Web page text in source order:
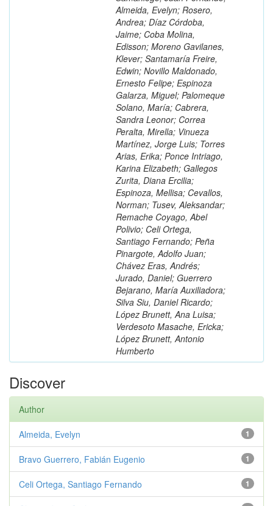
Almeida, Evelyn; Rosero,
Andrea; Díaz Córdoba,
Jaime; Coba Molina,
Edisson; Moreno Gavilanes,
Klever; Santamaría Freire,
Edwin; Novillo Maldonado,
Ernesto Felipe; Espinoza
Galarza, Miguel; Palomeque
Solano, María; Cabrera,
Sandra Leonor; Correa
Peralta, Mirella; Vinueza
Martínez, Jorge Luis; Torres
Arias, Erika; Ponce Intriago,
Karina Elizabeth; Gallegos
Zurita, Diana Ercilia;
Espinoza, Mellisa; Cevallos,
Norman; Tusev, Aleksandar;
Remache Coyago, Abel
Polivio; Celi Ortega,
Santiago Fernando; Peña
Pinargote, Adolfo Juan;
Chávez Eras, Andrés;
Jurado, Daniel; Guerrero
Bejarano, María Auxiliadora;
Silva Siu, Daniel Ricardo;
López Brunett, Ana Luisa;
Verdesoto Masache, Ericka;
López Brunett, Antonio
Humberto
Discover
Author
1
Almeida, Evelyn
1
Bravo Guerrero, Fabián Eugenio
1
Celi Ortega, Santiago Fernando